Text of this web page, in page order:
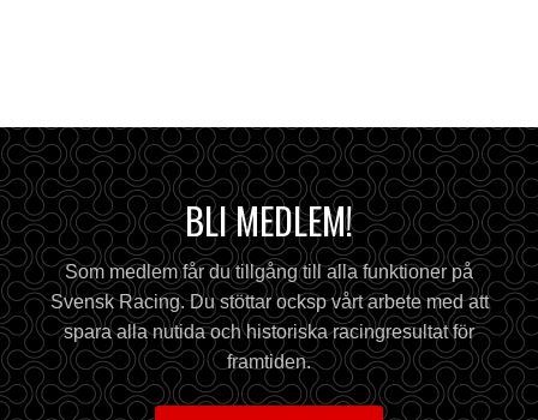
BLI MEDLEM!
Som medlem får du tillgång till alla funktioner på
Svensk Racing. Du stöttar ocksp vårt arbete med att
spara alla nutida och historiska racingresultat för
framtiden.